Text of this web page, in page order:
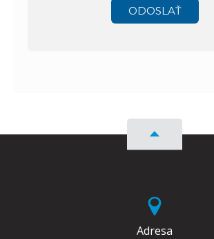
ODOSLAŤ
Adresa